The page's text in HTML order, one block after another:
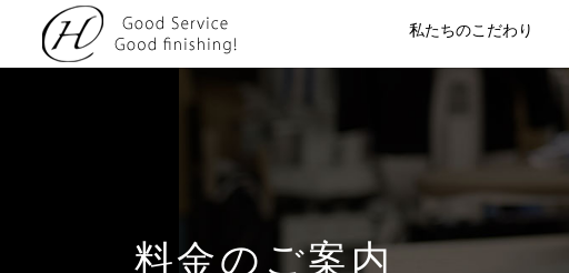
私たちのこだわり
料金のご案内